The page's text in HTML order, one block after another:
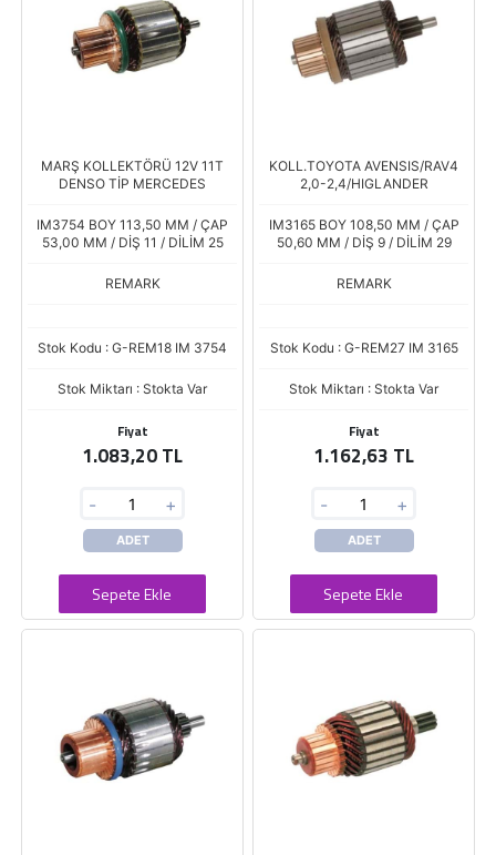
MARŞ KOLLEKTÖRÜ 12V 11T
DENSO TİP MERCEDES
IM3754 BOY 113,50 MM / ÇAP
53,00 MM / DİŞ 11 / DİLİM 25
REMARK
Stok Kodu : G-REM18 IM 3754
Stok Miktarı : Stokta Var
Fiyat
1.083,20 TL
- +
ADET
Sepete Ekle
KOLL.TOYOTA AVENSIS/RAV4
2,0-2,4/HIGLANDER
IM3165 BOY 108,50 MM / ÇAP
50,60 MM / DİŞ 9 / DİLİM 29
REMARK
Stok Kodu : G-REM27 IM 3165
Stok Miktarı : Stokta Var
Fiyat
1.162,63 TL
- +
ADET
Sepete Ekle